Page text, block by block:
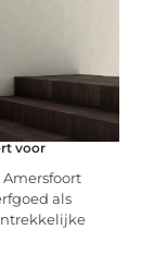
voor
als